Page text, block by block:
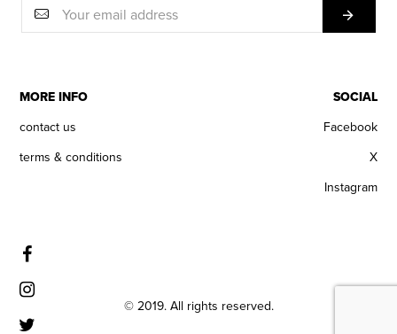
MORE INFO
contact us
terms & conditions
SOCIAL
Facebook
X
Instagram
© 2019. All rights reserved.